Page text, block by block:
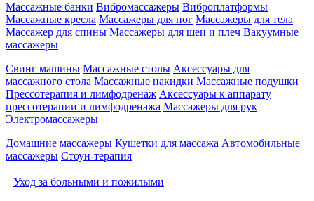
Массажные банки Вибромассажеры Виброплатформы
Массажные кресла Массажеры для ног Массажеры для тела
Массажер для спины Массажеры для шеи и плеч Вакуумные
массажеры
Свинг машины Массажные столы Аксессуары для
массажного стола Массажные накидки Массажные подушки
Прессотерапия и лимфодренаж Аксессуары к аппарату
прессотерапии и лимфодренажа Массажеры для рук
Электромассажеры
Домашние массажеры Кушетки для массажа Автомобильные
массажеры Стоун-терапия
Уход за больными и пожилыми